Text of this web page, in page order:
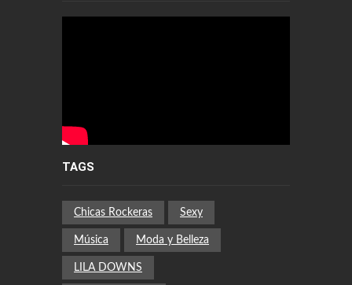
TAGS
Chicas Rockeras Sexy
Música Moda y Belleza
LILA DOWNS